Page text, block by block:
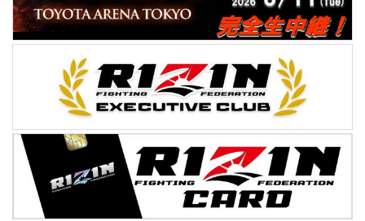
たい会社（企業）を結び...